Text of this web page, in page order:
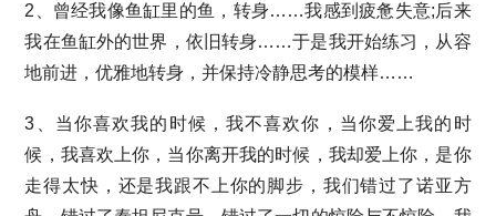
2、曾经我像鱼缸里的鱼，转身……我感到疲惫失意;后来
我在鱼缸外的世界，依旧转身……于是我开始练习，从容
地前进，优雅地转身，并保持冷静思考的模样……
3、当你喜欢我的时候，我不喜欢你，当你爱上我的时
候，我喜欢上你，当你离开我的时候，我却爱上你，是你
走得太快，还是我跟不上你的脚步，我们错过了诺亚方